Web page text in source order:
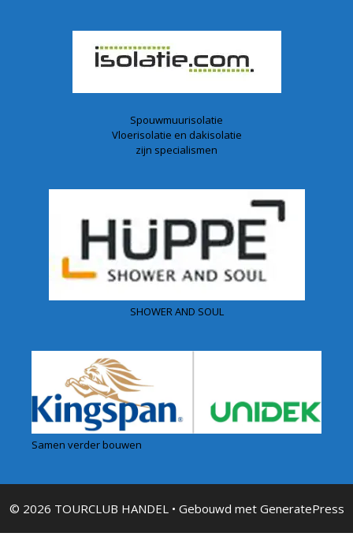
Spouwmuurisolatie
Vloerisolatie en dakisolatie
zijn specialismen
SHOWER AND SOUL
Samen verder bouwen
© 2026 TOURCLUB HANDEL• Gebouwd met GeneratePress